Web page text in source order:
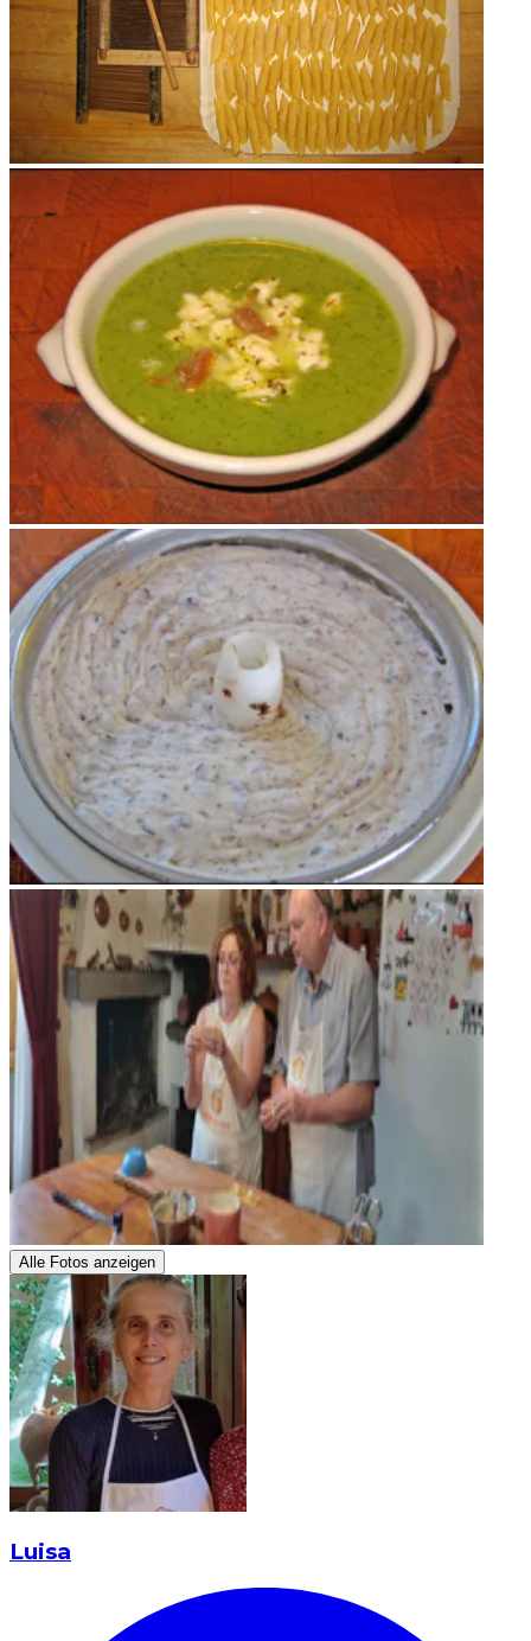
Alle Fotos anzeigen
Luisa